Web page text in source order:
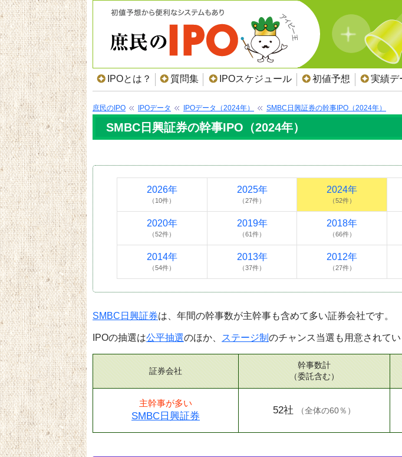
IPOとは？ 質問集 IPOスケジュール 初値予想 実績デ
庶民のIPO IPOデータ IPOデータ（2024年） SMBC日興証券の幹事IPO（2024年）
SMBC日興証券の幹事IPO（2024年）
2026年
（10件）
2025年
（27件）
2024年
（52件）
2020年
（52件）
2019年
（61件）
2018年
（66件）
2014年
（54件）
2013年
（37件）
2012年
（27件）
SMBC日興証券は、年間の幹事数が主幹事も含めて多い証券会社です。
IPOの抽選は公平抽選のほか、 ステージ制 のチャンス当選も用意されて
証券会社
主幹事が多い
SMBC日興証券
幹事数計
（委託含む）
52社 （全体の60％ ）